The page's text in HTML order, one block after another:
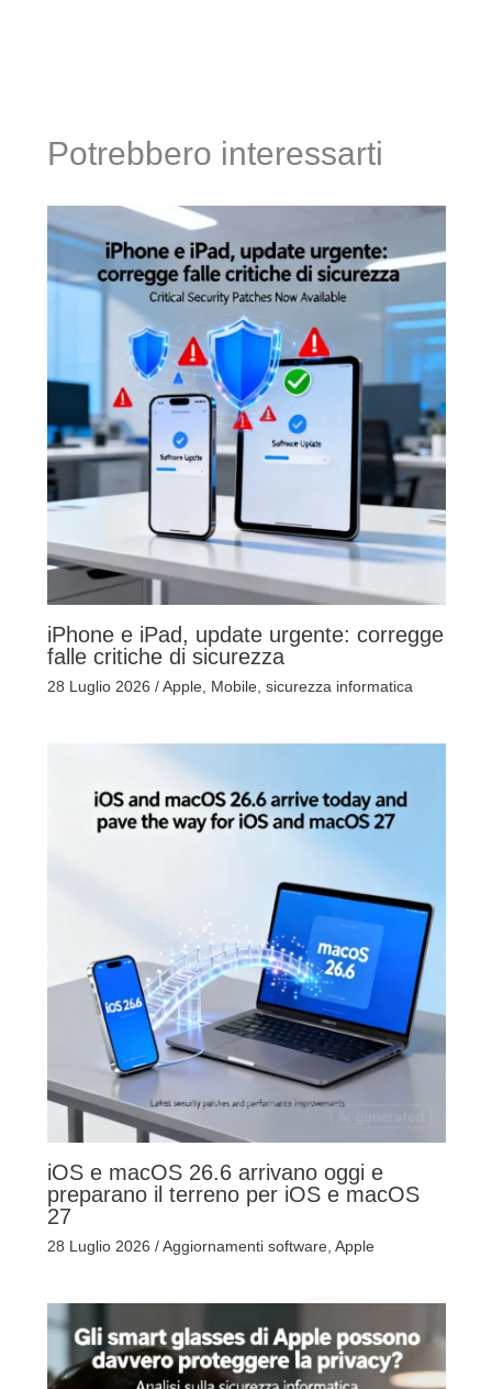
Potrebbero interessarti
iPhone e iPad, update urgente: corregge
falle critiche di sicurezza
28 Luglio 2026 /Apple, Mobile, sicurezza informatica
iOS e macOS 26.6 arrivano oggi e
preparano il terreno per iOS e macOS
27
28 Luglio 2026 /Aggiornamenti software, Apple